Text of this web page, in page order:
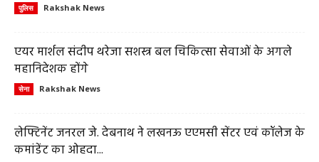
पुलिस Rakshak News
एयर मार्शल संदीप थरेजा सशस्त्र बल चिकित्सा सेवाओं के अगले
महानिदेशक होंगे
सेना Rakshak News
लेफ्टिनेंट जनरल जे. देबनाथ ने लखनऊ एएमसी सेंटर एवं कॉलेज के
कमांडेंट का ओहदा...